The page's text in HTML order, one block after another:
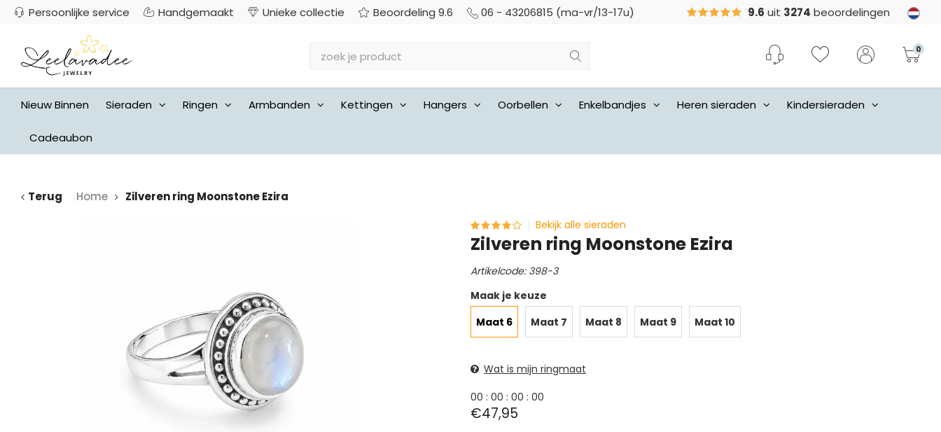
Persoonlijke service Handgemaakt Unieke collectie Beoordeling 9.6 06 - 43206815 (ma-vr/13-17u) 9.6 uit 3274 beoordelingen
0
Nieuw Binnen Sieraden Ringen Armbanden Kettingen Hangers Oorbellen Enkelbandjes Heren sieraden Kindersieraden
Cadeaubon
Terug Home Zilveren ring Moonstone Ezira
Bekijk alle sieraden
Zilveren ring Moonstone Ezira
Artikelcode: 398-3
Maak je keuze
Maat 6
Maat 7 Maat 8 Maat 9 Maat 10
Wat is mijn ringmaat
00 : 00 : 00 : 00
€47,95